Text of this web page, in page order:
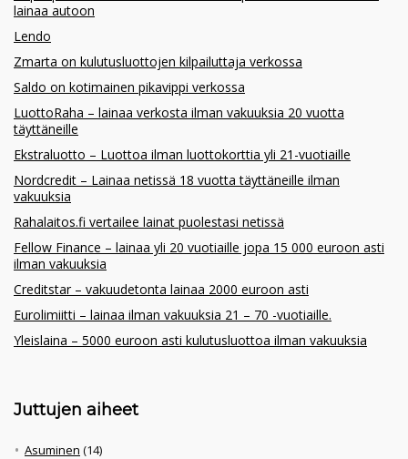
lainaa autoon
Lendo
Zmarta on kulutusluottojen kilpailuttaja verkossa
Saldo on kotimainen pikavippi verkossa
LuottoRaha – lainaa verkosta ilman vakuuksia 20 vuotta
täyttäneille
Ekstraluotto – Luottoa ilman luottokorttia yli 21-vuotiaille
Nordcredit – Lainaa netissä 18 vuotta täyttäneille ilman
vakuuksia
Rahalaitos.fi vertailee lainat puolestasi netissä
Fellow Finance – lainaa yli 20 vuotiaille jopa 15 000 euroon asti
ilman vakuuksia
Creditstar – vakuudetonta lainaa 2000 euroon asti
Eurolimiitti – lainaa ilman vakuuksia 21 – 70 -vuotiaille.
Yleislaina – 5000 euroon asti kulutusluottoa ilman vakuuksia
Juttujen aiheet
Asuminen (14)